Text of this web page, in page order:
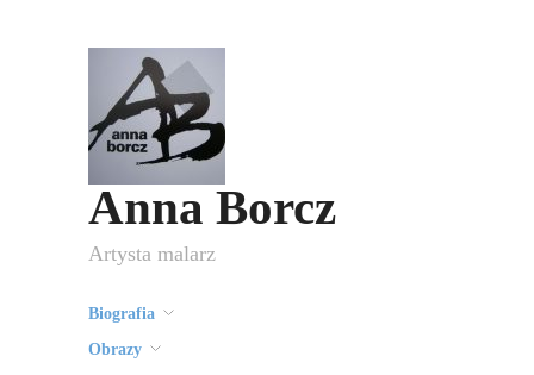
Anna Borcz
Artysta malarz
Biografia
Obrazy